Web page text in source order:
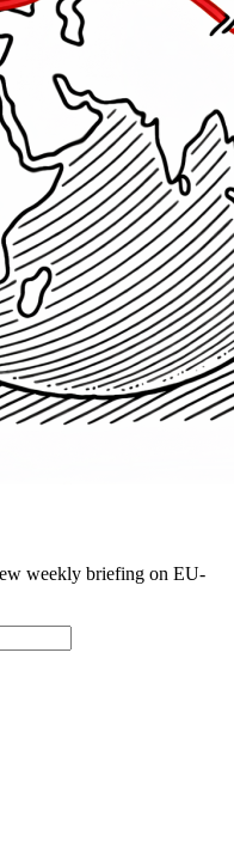
weekly briefing on EU-